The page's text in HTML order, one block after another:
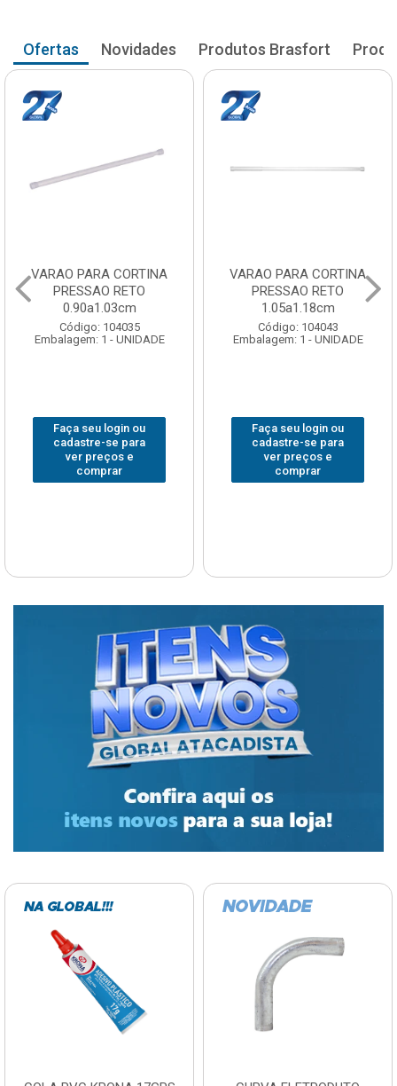
Ofertas Novidades Produtos Brasfort
VARAO PARA CORTINA
PRESSAO RETO
0.90a1.03cm
Código: 104035
Embalagem: 1 - UNIDADE
Faça seu login ou
cadastre-se para
ver preços e
comprar
VARAO PARA CORTINA
PRESSAO RETO
1.05a1.18cm
Código: 104043
Embalagem: 1 - UNIDADE
Faça seu login ou
cadastre-se para
ver preços e
comprar